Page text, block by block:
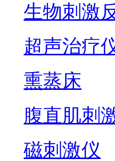
生物刺激
超声治疗
熏蒸床
腹直肌刺
磁刺激仪